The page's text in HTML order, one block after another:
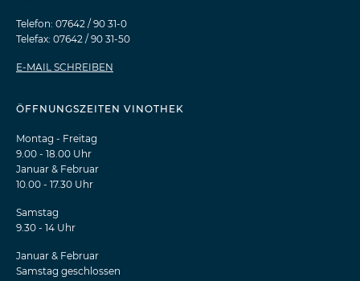
Telefon: 07642 / 90 31-0
Telefax: 07642 / 90 31-50
E-MAIL SCHREIBEN
ÖFFNUNGSZEITEN VINOTHEK
Montag - Freitag
9.00 - 18.00 Uhr
Januar & Februar
10.00 - 17.30 Uhr
Samstag
9.30 - 14 Uhr
Januar & Februar
Samstag geschlossen